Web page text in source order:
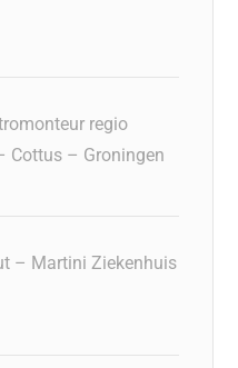
regio
Cottus – Groningen
– Martini Ziekenhuis